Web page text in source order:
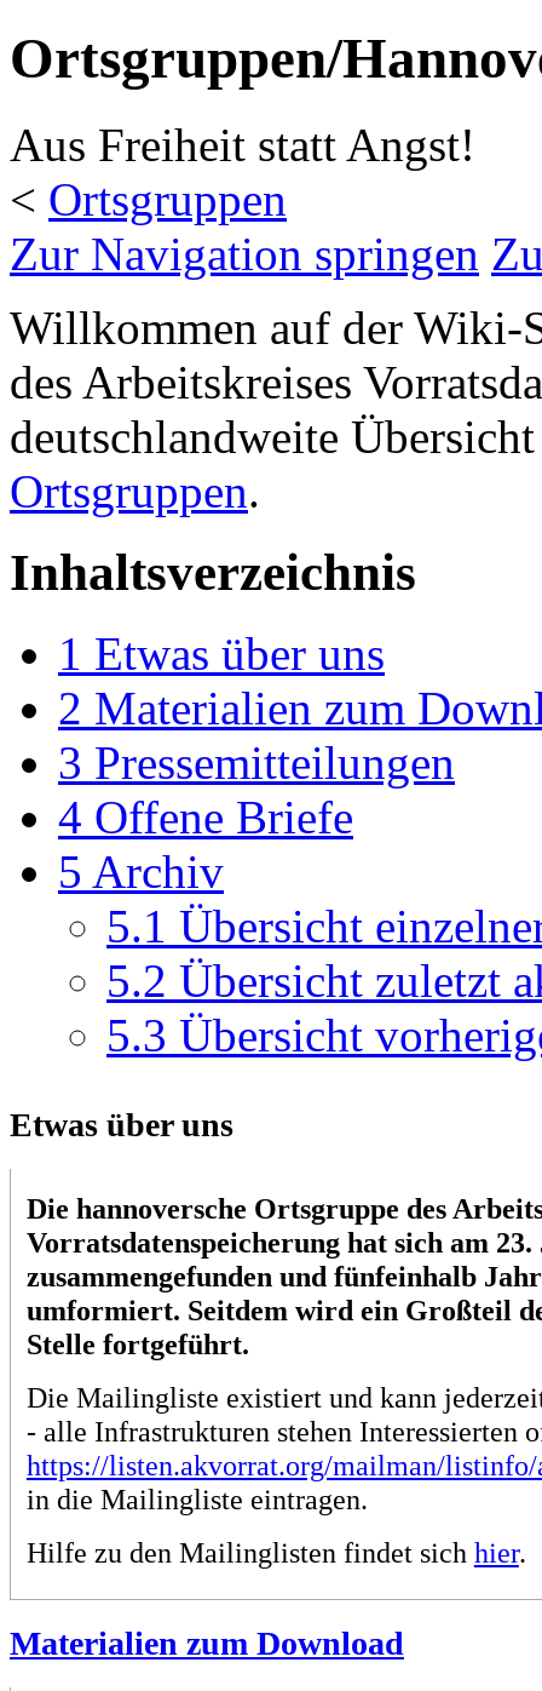
Ortsgruppen/
Aus Freiheit statt Angst!
< Ortsgruppen
Zur Navigation springen
Willkommen auf der Wiki-
des Arbeitskreises
deutschlandweite
Ortsgruppen.
Inhaltsverzeichnis
1 Etwas über uns
2 Materialien zum
3 Pressemitteilungen
4 Offene Briefe
5 Archiv
5.1 Übersicht
5.2 Übersicht zuletzt
5.3 Übersicht
Etwas über uns
Die hannoversche Ortsgruppe des
Vorratsdatenspeicherung hat sich am
zusammengefunden und fünfeinhalb
umformiert. Seitdem wird ein Großteil
Stelle fortgeführt.
Die Mailingliste existiert und kann
- alle Infrastrukturen stehen Interessierten
https://listen.akvorrat.org/mailman/listinfo/
in die Mailingliste eintragen.
Hilfe zu den Mailinglisten findet sich hier.
Materialien zum Download